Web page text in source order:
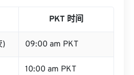
PKT 时间
) 09:00 am PKT
10:00 am PKT